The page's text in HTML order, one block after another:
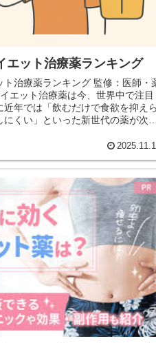
エット治療薬ランキング
ト治療薬ランキング 監修：医師・
エット治療薬は今、世界中で注目
近年では「飲むだけで食欲を抑え
にくい」といった新世代の薬が次